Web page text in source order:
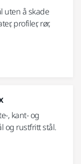
uten å skade
profiler, rør,
, kant- og
og rustfritt stål.